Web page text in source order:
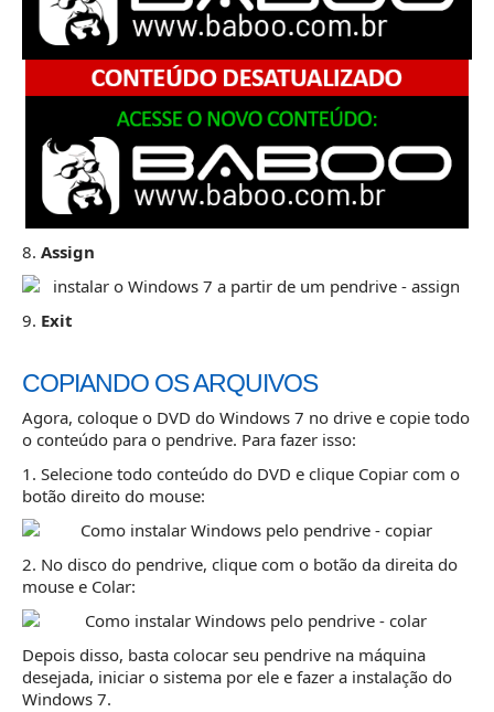
8. Assign
9. Exit
COPIANDO OS ARQUIVOS
Agora, coloque o DVD do Windows 7 no drive e copie todo
o conteúdo para o pendrive. Para fazer isso:
1. Selecione todo conteúdo do DVD e clique Copiar com o
botão direito do mouse:
2. No disco do pendrive, clique com o botão da direita do
mouse e Colar:
Depois disso, basta colocar seu pendrive na máquina
desejada, iniciar o sistema por ele e fazer a instalação do
Windows 7.